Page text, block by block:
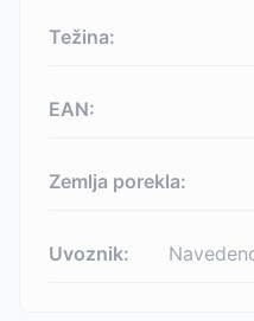
Težina:
EAN:
Zemlja porekla:
Uvoznik: